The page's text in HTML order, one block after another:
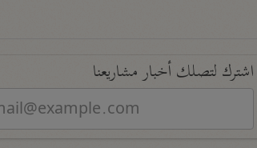
اشترك لتصلك أخبار مشاريعنا